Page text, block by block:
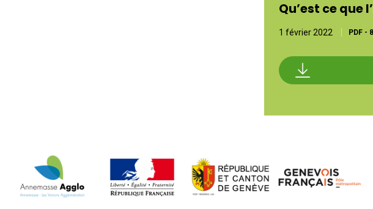
Qu’est ce que
1 février 2022 PDF -